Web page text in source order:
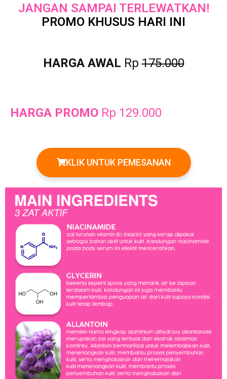
JANGAN SAMPAI TERLEWATKAN!
PROMO KHUSUS HARI INI
HARGA AWAL Rp175.000
HARGA PROMO Rp 129.000
KLIK UNTUK PEMESANAN